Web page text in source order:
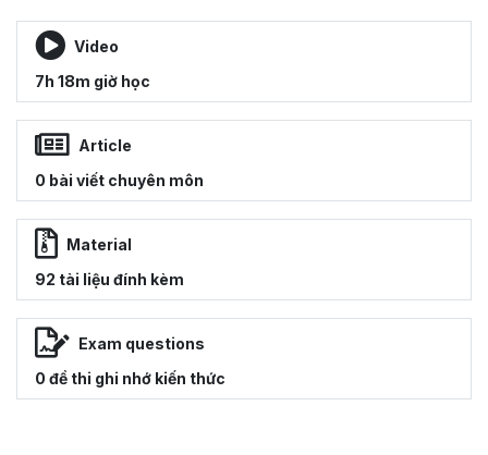
Video
7h 18m giờ học
Article
0 bài viết chuyên môn
Material
92 tài liệu đính kèm
Exam questions
0 đề thi ghi nhớ kiến thức